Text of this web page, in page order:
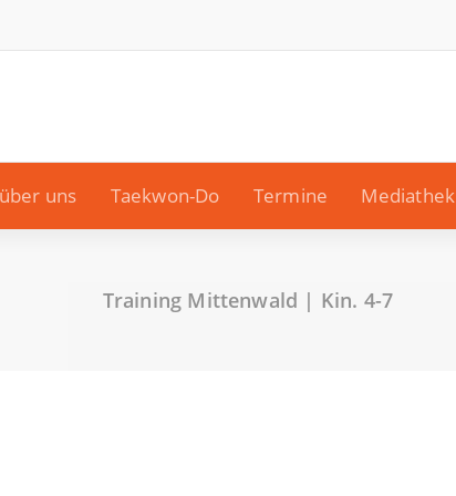
über uns Taekwon-Do Termine Mediathek
Training Mittenwald | Kin. 4-7